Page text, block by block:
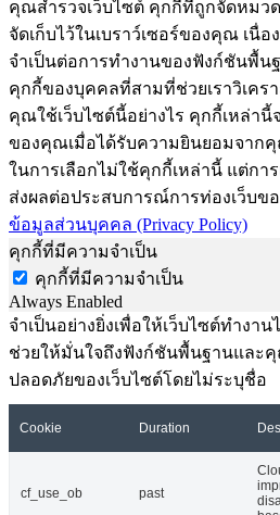
คุณสำรวจเว็บไซต์ คุกกี้ที่ถูกจัดหมว
จัดเก็บไว้ในเบราว์เซอร์ของคุณ เนื่
จำเป็นต่อการทำงานของฟังก์ชันพื้นฐ
คุกกี้ของบุคคลที่สามที่ช่วยเราวิเคร
คุณใช้เว็บไซต์นี้อย่างไร คุกกี้เหล่านี้
ของคุณเมื่อได้รับความยินยอมจาก
ในการเลือกไม่ใช้คุกกี้เหล่านี้ แต่กา
ส่งผลต่อประสบการณ์การท่องเว็บข
ข้อมูลส่วนบุคคล (Privacy Policy)
คุกกี้ที่มีความจำเป็น
คุกกี้ที่มีความจำเป็น
Always Enabled
จำเป็นอย่างยิ่งเพื่อให้เว็บไซต์ทำงา
ช่วยให้มั่นใจถึงฟังก์ชันพื้นฐานและ
ปลอดภัยของเว็บไซต์โดยไม่ระบุชื่อ
Cookie Duration
cf_use_ob past